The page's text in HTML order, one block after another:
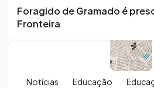
Foragido de Gramado é
Fronteira
Notícias Educação